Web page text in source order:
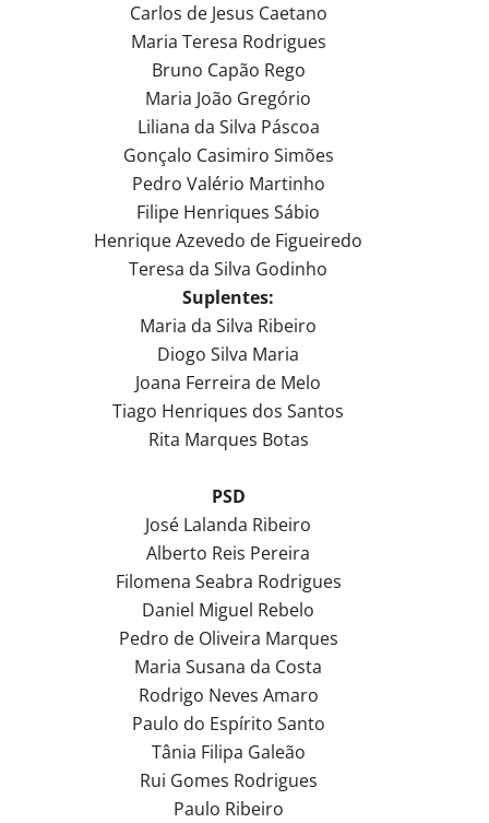
Carlos de Jesus Caetano
Maria Teresa Rodrigues
Bruno Capão Rego
Maria João Gregório
Liliana da Silva Páscoa
Gonçalo Casimiro Simões
Pedro Valério Martinho
Filipe Henriques Sábio
Henrique Azevedo de Figueiredo
Teresa da Silva Godinho
Suplentes:
Maria da Silva Ribeiro
Diogo Silva Maria
Joana Ferreira de Melo
Tiago Henriques dos Santos
Rita Marques Botas
PSD
José Lalanda Ribeiro
Alberto Reis Pereira
Filomena Seabra Rodrigues
Daniel Miguel Rebelo
Pedro de Oliveira Marques
Maria Susana da Costa
Rodrigo Neves Amaro
Paulo do Espírito Santo
Tânia Filipa Galeão
Rui Gomes Rodrigues
Paulo Ribeiro